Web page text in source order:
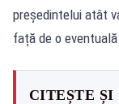
președintelui atât
față de o
CITEȘTE ȘI